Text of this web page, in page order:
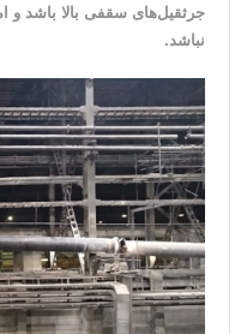
جرثقیل‌های سقفی بالا باشد و
نباشد.